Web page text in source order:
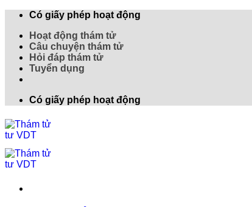
Có giấy phép hoạt động
Hoạt động thám tử
Câu chuyện thám tử
Hỏi đáp thám tử
Tuyển dụng
Có giấy phép hoạt động